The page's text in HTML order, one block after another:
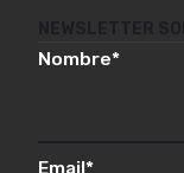
Nombre*
Email*